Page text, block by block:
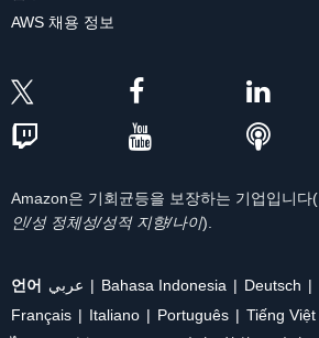
AWS 채용 정보
Amazon은 기회균등을 보장하는 기업입니다(
인/성 정체성/성적 지향/나이).
언어 عربي Bahasa Indonesia Deutsch
Français
Italiano Português Tiếng Việt